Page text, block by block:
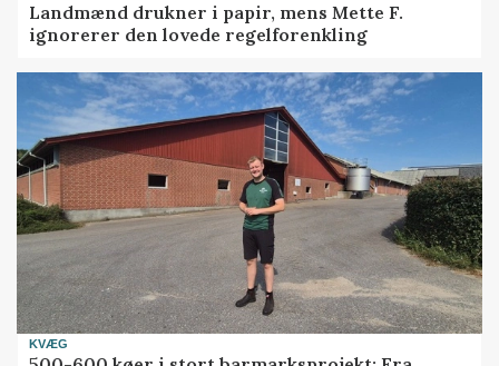
Landmænd drukner i papir, mens Mette F.
ignorerer den lovede regelforenkling
KVÆG